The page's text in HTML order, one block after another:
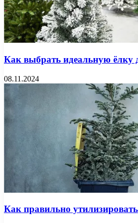
Как выбрать идеальную ёлку
08.11.2024
Как правильно